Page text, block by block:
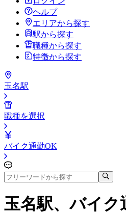
ヘルプ
エリアから探す
駅から探す
職種から探す
特徴から探す
玉名駅
職種を選択
バイク通勤OK
玉名駅、バイク